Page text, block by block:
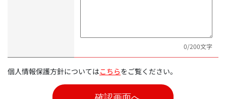
0/200文字
個人情報保護方針についてはこちらをご覧ください。